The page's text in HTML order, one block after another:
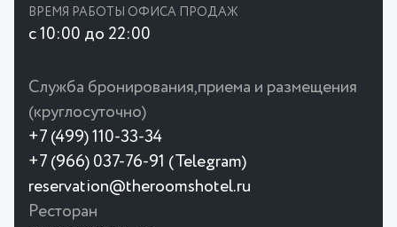
ВРЕМЯ РАБОТЫ ОФИСА ПРОДАЖ
с 10:00 до 22:00
Служба бронирования,приема и размещения
(круглосуточно)
+7 (499) 110-33-34
+7 (966) 037-76-91 (Telegram)
reservation@theroomshotel.ru
Ресторан